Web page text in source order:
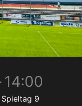
14:00
| Spieltag 9